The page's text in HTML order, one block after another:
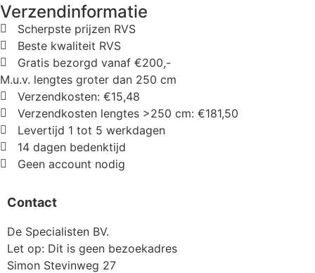
Verzendinformatie
Scherpste prijzen RVS
Beste kwaliteit RVS
Gratis bezorgd vanaf €200,-
M.u.v. lengtes groter dan 250 cm
Verzendkosten: €15,48
Verzendkosten lengtes >250 cm: €181,50
Levertijd 1 tot 5 werkdagen
14 dagen bedenktijd
Geen account nodig
Contact
De Specialisten BV.
Let op: Dit is geen bezoekadres
Simon Stevinweg 27